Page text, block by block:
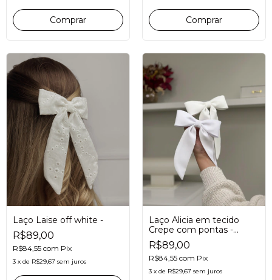
Laço Laise off white -
R$89,00
R$84,55 com Pix
3 x de R$29,67 sem juros
Laço Alicia em tecido
Crepe com pontas -
Branco e Off White
R$89,00
R$84,55 com Pix
3 x de R$29,67 sem juros